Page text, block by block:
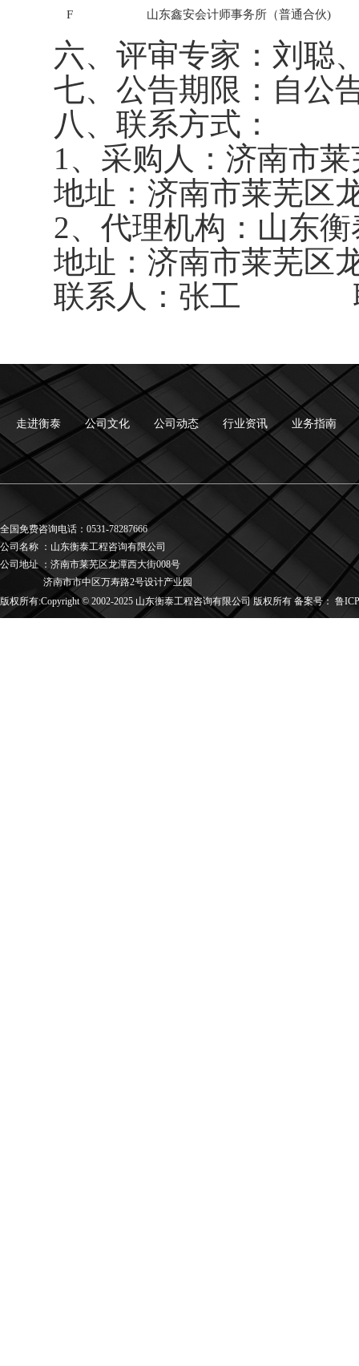
F 山东鑫安会计师事务所（普通合伙)
六、评审专家：刘聪
七、公告期限：自公
八、联系方式：
1、采购人：济南市
地址：济南市莱芜区
2、代理机构： 山东
地址：济南市莱芜区
联系人：张工
走进衡泰 公司文化 公司动态 行业资讯 业务指南
全国免费咨询电话：0531-78287666
公司名称 ： 山东衡泰工程咨询有限公司
公司地址： 济南市莱芜区龙潭西大街008号
济南市市中区万寿路2号设计产业园
版权所有:Copyright © 2002-2025 山东衡泰工程咨询有限公司 版权所有 备案号： 鲁